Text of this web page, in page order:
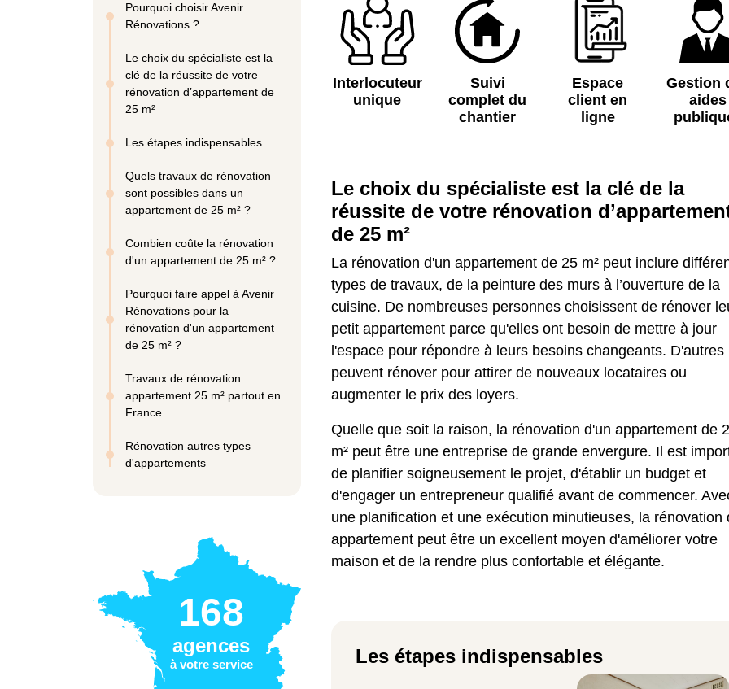
Pourquoi choisir Avenir
Rénovations ?
Le choix du spécialiste est la
clé de la réussite de votre
rénovation d’appartement de
25 m²
Les étapes indispensables
Quels travaux de rénovation
sont possibles dans un
appartement de 25 m² ?
Combien coûte la rénovation
d'un appartement de 25 m² ?
Pourquoi faire appel à Avenir
Rénovations pour la
rénovation d'un appartement
de 25 m² ?
Travaux de rénovation
appartement 25 m² partout en
France
Rénovation autres types
d'appartements
168
agences
à votre service
Interlocuteur
unique
Suivi
complet du
chantier
Espace
client en
ligne
Gestion
aides
Le choix du spécialiste est la clé de la
réussite de votre rénovation
de 25 m²
La rénovation d'un appartement de 25 m² peut inclure
types de travaux, de la peinture des murs à l’ouverture de la
cuisine. De nombreuses personnes choisissent de rénover
petit appartement parce qu'elles ont besoin de mettre à jour
l'espace pour répondre à leurs besoins changeants. D'autres
peuvent rénover pour attirer de nouveaux locataires ou
augmenter le prix des loyers.
Quelle que soit la raison, la rénovation d'un appartement de
m² peut être une entreprise de grande envergure. Il est
de planifier soigneusement le projet, d'établir un budget et
d'engager un entrepreneur qualifié avant de commencer.
une planification et une exécution minutieuses, la rénovation
appartement peut être un excellent moyen d'améliorer votre
maison et de la rendre plus confortable et élégante.
Les étapes indispensables